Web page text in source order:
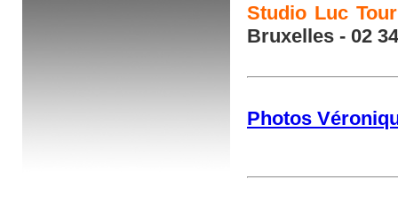
Studio Luc
Bruxelles - 02
Photos